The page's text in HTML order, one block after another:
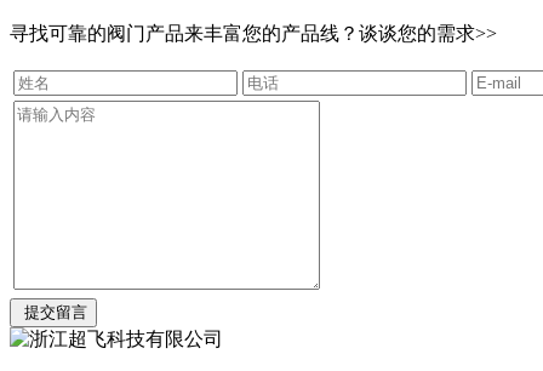
寻找可靠的阀门产品来丰富您的产品线？谈谈您的需求>>